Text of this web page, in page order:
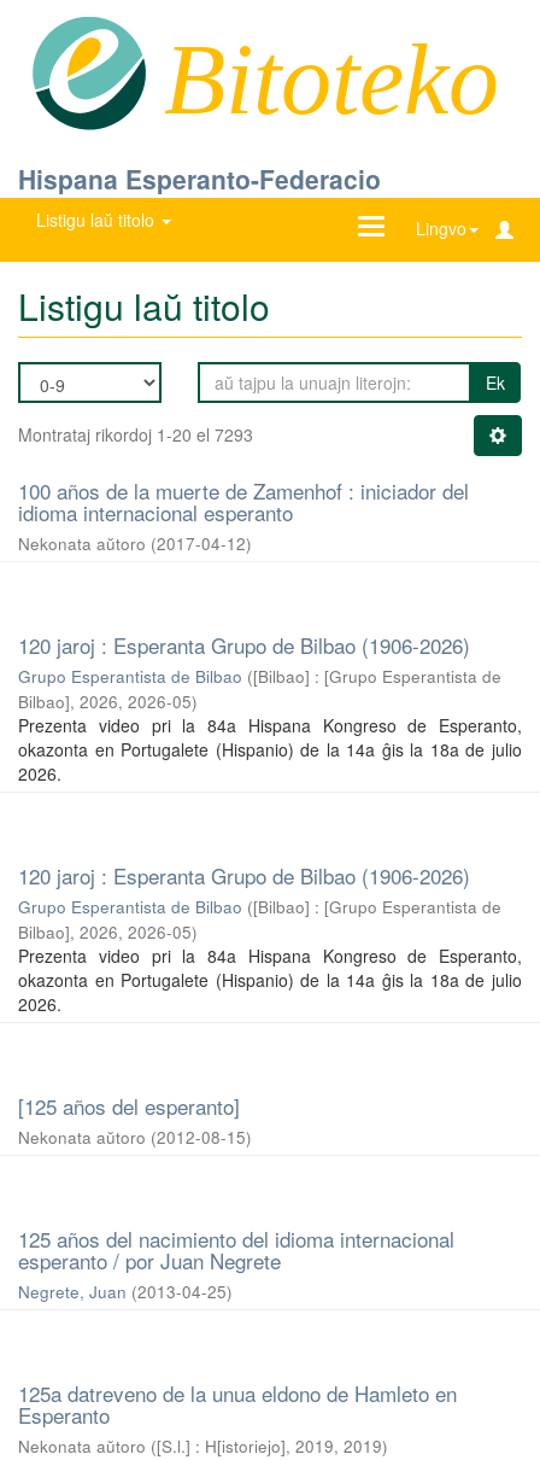
Bitoteko
Hispana Esperanto-Federacio
Listigu laŭ titolo Lingvo
Ŝanĝu
Listigu laŭ titolo
Ek
Montrataj rikordoj 1-20 el 7293
100 años de la muerte de Zamenhof : iniciador del
idioma internacional esperanto
Nekonata aŭtoro (2017-04-12)
120 jaroj : Esperanta Grupo de Bilbao (1906-2026)
Grupo Esperantista de Bilbao ([Bilbao] : [Grupo Esperantista de
Bilbao], 2026, 2026-05)
Prezenta video pri la 84a Hispana Kongreso de Esperanto,
okazonta en Portugalete (Hispanio) de la 14a ĝis la 18a de julio
2026.
120 jaroj : Esperanta Grupo de Bilbao (1906-2026)
Grupo Esperantista de Bilbao ([Bilbao] : [Grupo Esperantista de
Bilbao], 2026, 2026-05)
Prezenta video pri la 84a Hispana Kongreso de Esperanto,
okazonta en Portugalete (Hispanio) de la 14a ĝis la 18a de julio
2026.
[125 años del esperanto]
Nekonata aŭtoro (2012-08-15)
125 años del nacimiento del idioma internacional
esperanto / por Juan Negrete
Negrete, Juan (2013-04-25)
125a datreveno de la unua eldono de Hamleto en
Esperanto
Nekonata aŭtoro ([S.l.] : H[istoriejo], 2019, 2019)